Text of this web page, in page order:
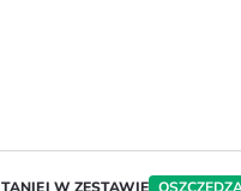
TANIEJ W ZESTAWIE